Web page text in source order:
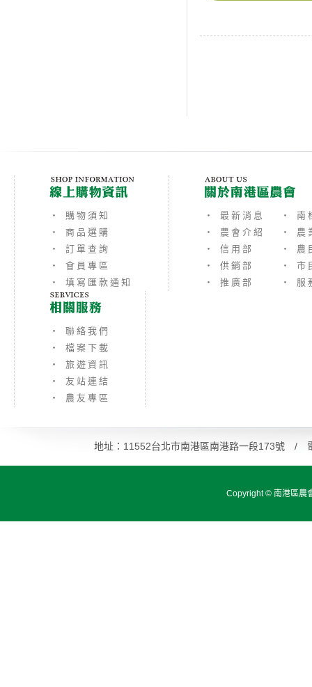
‧ 購物須知
‧ 商品選購
‧ 訂單查詢
‧ 會員專區
‧ 填寫匯款通知
‧ 最新消息
‧ 南
‧ 農會介紹
‧ 農
‧ 信用部
‧ 農
‧ 供銷部
‧ 市
‧ 推廣部
‧ 服
‧ 聯絡我們
‧ 檔案下載
‧ 旅遊資訊
‧ 友站連結
‧ 農友專區
地址：11552台北市南港區南港路一段173號
Copyright © 南港區農